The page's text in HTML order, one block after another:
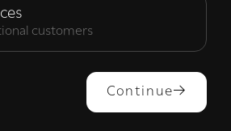
customers
Continue
ALLES ACCEPTEREN